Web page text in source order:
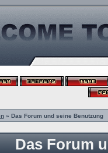
» Das Forum und seine Benutzung
Das Forum